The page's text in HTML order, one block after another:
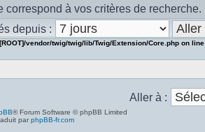
correspond à vos critères de recherche.
depuis :
[ROOT]/vendor/twig/twig/lib/Twig/Extension/Core.php on line
Aller à :
® Forum Software © phpBB Limited
par phpBB-fr.com